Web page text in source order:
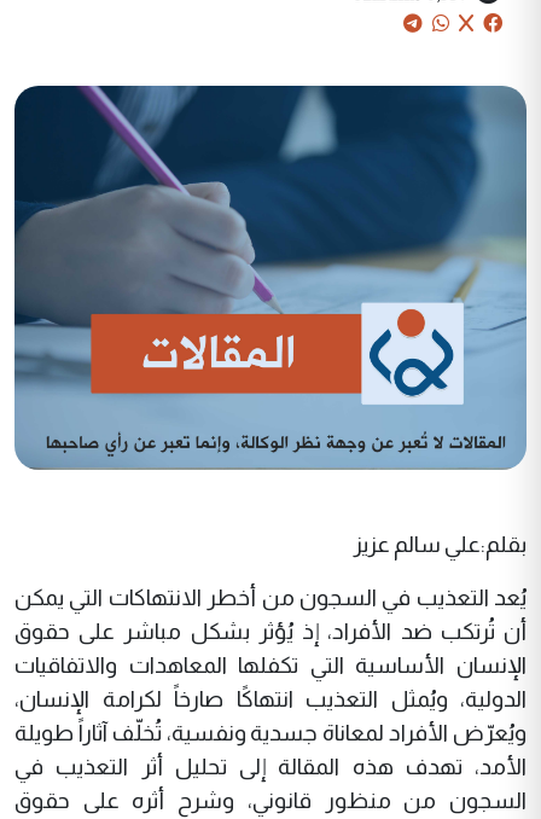
بقلم:علي سالم عزيز
يُعد التعذيب في السجون من أخطر الانتهاكات التي يمكن
أن تُرتكب ضد الأفراد، إذ يُؤثر بشكل مباشر على حقوق
الإنسان الأساسية التي تكفلها المعاهدات والاتفاقيات
الدولية، ويُمثل التعذيب انتهاكًا صارخاً لكرامة الإنسان،
ويُعرّض الأفراد لمعاناة جسدية ونفسية، تُخلّف آثاراً طويلة
الأمد، تهدف هذه المقالة إلى تحليل أثر التعذيب في
السجون من منظور قانوني، وشرح أثره على حقوق